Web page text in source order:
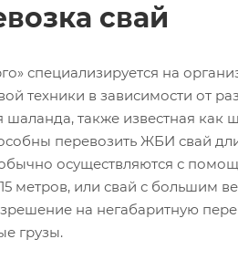
свай
специализируется на
техники в зависимости от
шаланда, также известная
перевозить ЖБИ свай
обычно осуществляются с
метров, или свай с большим
на негабаритную
грузы.